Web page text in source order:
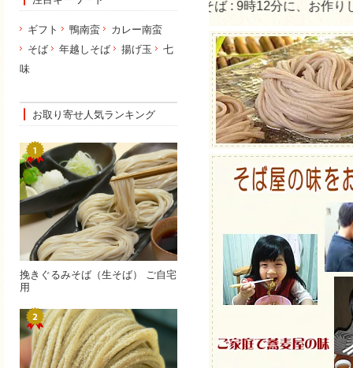
ギフト 鴨南蛮
カレー南蛮
そば
年越しそば 揚げ玉
七
味
お取り寄せ人気ランキング
挽きぐるみそば（生そば） ご自宅
用